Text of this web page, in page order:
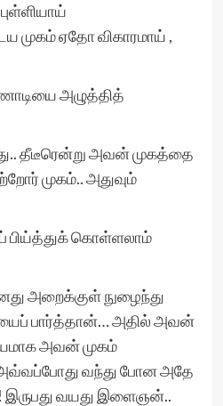
முகம் ஏதோ விகாரமாய் ,
அழுத்தித்
தீடீரென்று அவன் முகத்தை
முகம்.. அதுவும்
கொள்ளலாம்
அறைக்குள் நுழைந்து
பார்த்தான்… அதில் அவன்
அவன் முகம்
வந்து போன அதே
இருபது வயது இளைஞன்..